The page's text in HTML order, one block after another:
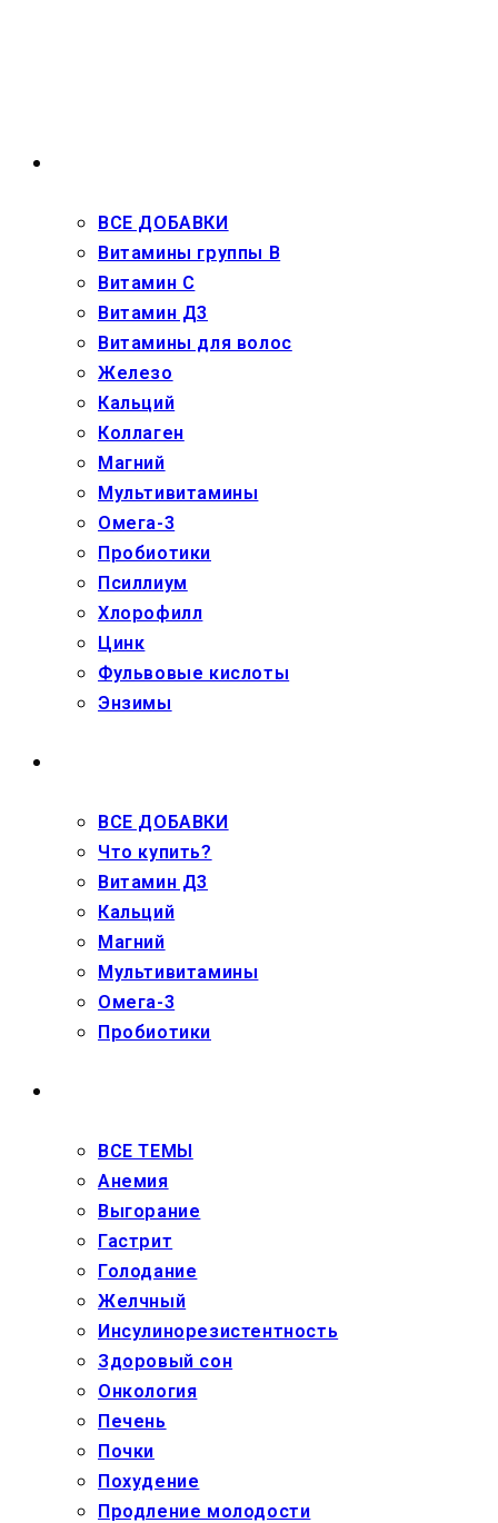
ВСЕ ДОБАВКИ
Витамины группы В
Витамин С
Витамин Д3
Витамины для волос
Железо
Кальций
Коллаген
Магний
Мультивитамины
Омега-3
Пробиотики
Псиллиум
Хлорофилл
Цинк
Фульвовые кислоты
Энзимы
ВСЕ ДОБАВКИ
Что купить?
Витамин Д3
Кальций
Магний
Мультивитамины
Омега-3
Пробиотики
ВСЕ ТЕМЫ
Анемия
Выгорание
Гастрит
Голодание
Желчный
Инсулинорезистентность
Здоровый сон
Онкология
Печень
Почки
Похудение
Продление молодости